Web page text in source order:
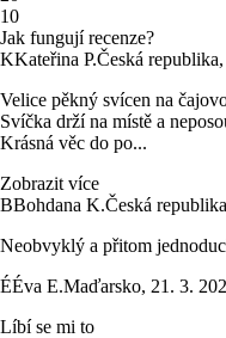
10
Jak fungují recenze?
KKateřina P.Česká republika,
Velice pěkný svícen na
Svíčka drží na místě a
Krásná věc do po...
Zobrazit více
BBohdana K.Česká republika
Neobvyklý a přitom
ÉÉva E.Maďarsko, 21. 3.
Líbí se mi to